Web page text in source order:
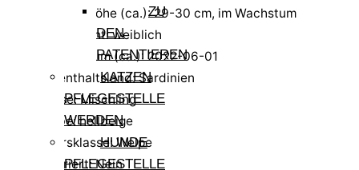
ZU
DEN
PATENTIEREN
KATZEN
PFLEGESTELLE
WERDEN
HUNDE
PFLEGESTELLE
Schulterhöhe (ca.): 29-30 cm, im Wachstum
Geschlecht: weiblich
Geb.-Datum (ca.): 2022-06-01
Aufenthaltsland: Sardinien
Rasse: Mischling
Farbe: hellbeige
Altersklasse: Welpe
kastriert: Nein